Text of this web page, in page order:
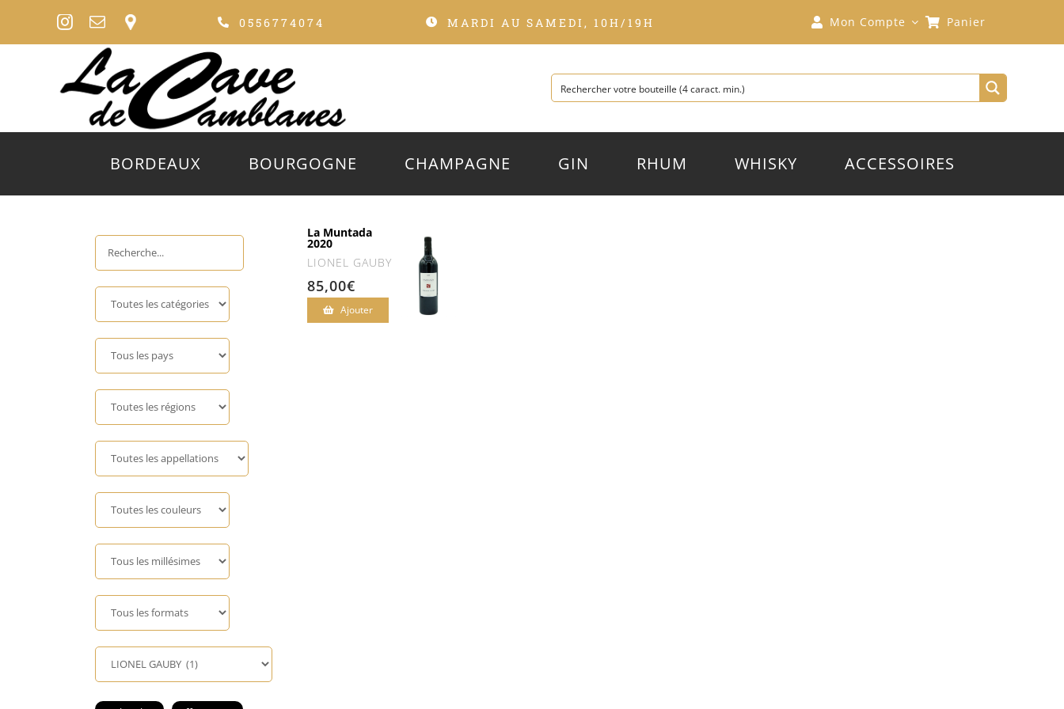
0556774074 MARDI AU SAMEDI, 10H/19H Mon Compte Panier
BORDEAUX BOURGOGNE CHAMPAGNE GIN RHUM WHISKY ACCESSOIRES
La Muntada
2020
LIONEL GAUBY
85,00€
Ajouter